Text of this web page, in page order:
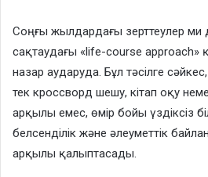
Соңғы жылдардағы зерттеулер ми
сақтаудағы «life-course approach»
назар аударуда. Бұл тәсілге
тек кроссворд шешу, кітап оқу
арқылы емес, өмір бойы үздіксіз
белсенділік және әлеуметтік
арқылы қалыптасады.